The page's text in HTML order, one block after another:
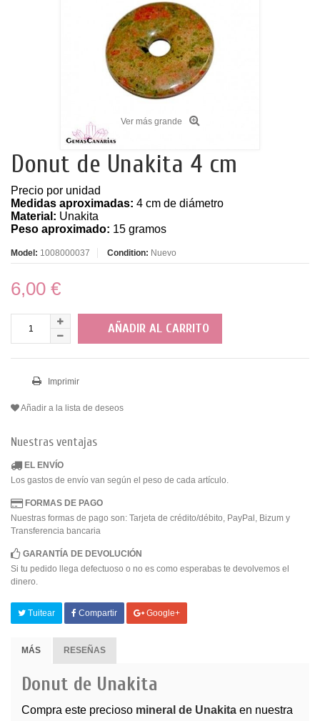
Ver más grande
Donut de Unakita 4 cm
Precio por unidad
Medidas aproximadas: 4 cm de diámetro
Material: Unakita
Peso aproximado: 15 gramos
Model: 1008000037 Condition: Nuevo
6,00 €
AÑADIR AL CARRITO
Imprimir
Añadir a la lista de deseos
Nuestras ventajas
EL ENVÍO
Los gastos de envío van según el peso de cada artículo.
FORMAS DE PAGO
Nuestras formas de pago son: Tarjeta de crédito/débito, PayPal, Bizum y
Transferencia bancaria
GARANTÍA DE DEVOLUCIÓN
Si tu pedido llega defectuoso o no es como esperabas te devolvemos el
dinero.
Tuitear Compartir Google+
MÁS RESEÑAS
Donut de Unakita
Compra este precioso mineral de Unakita en nuestra